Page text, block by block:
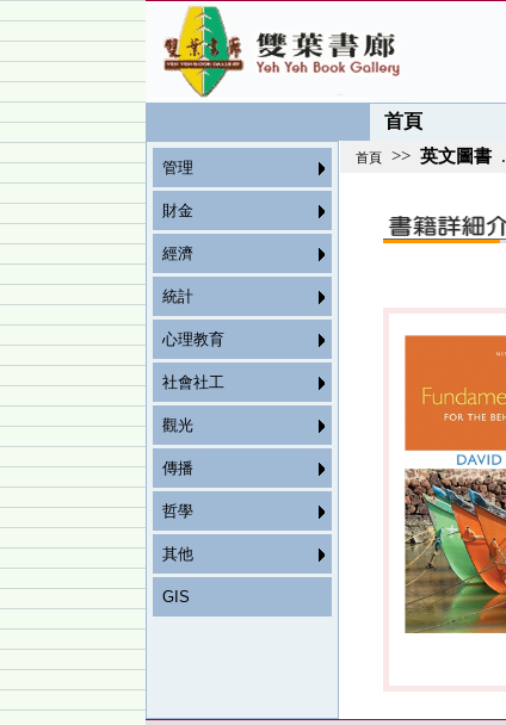
首頁
管理
財金
經濟
統計
心理教育
社會社工
觀光
傳播
哲學
其他
GIS
首頁 >> 英文圖書 .